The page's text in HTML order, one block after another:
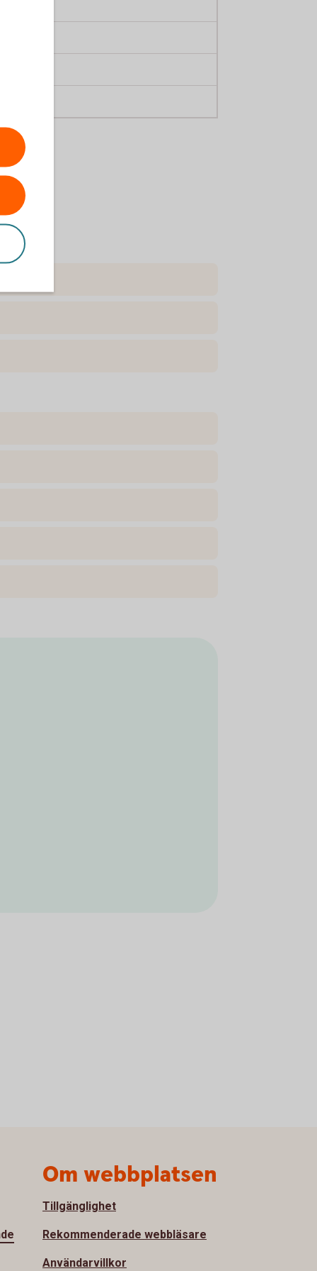
Om webbplatsen
Tillgänglighet
Rekommenderade webbläsare
Användarvillkor